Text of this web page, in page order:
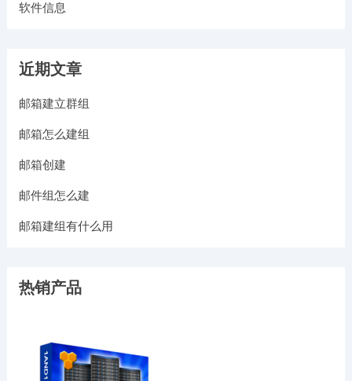
软件信息
近期文章
邮箱建立群组
邮箱怎么建组
邮箱创建
邮件组怎么建
邮箱建组有什么用
热销产品